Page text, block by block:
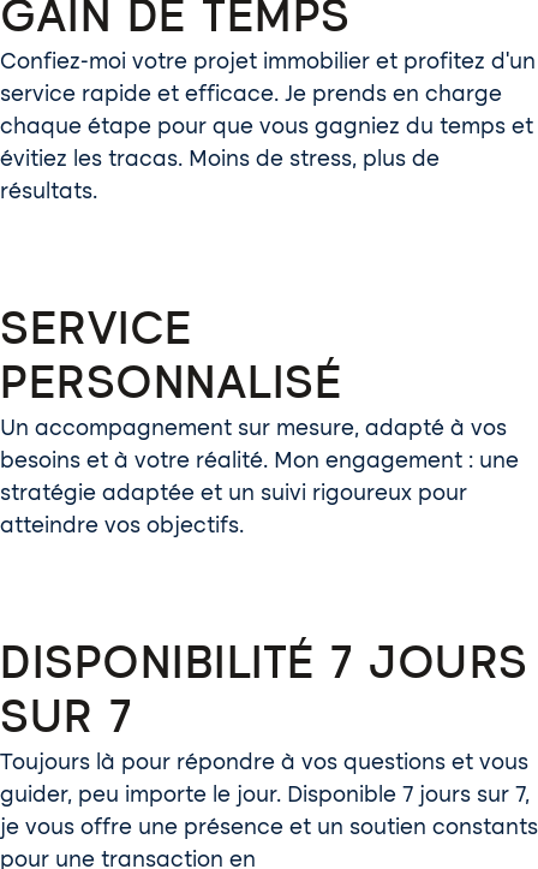
GAIN DE TEMPS
Confiez-moi votre projet immobilier et profitez d’un
service rapide et efficace. Je prends en charge
chaque étape pour que vous gagniez du temps et
évitiez les tracas. Moins de stress, plus de
résultats.
SERVICE
PERSONNALISÉ
Un accompagnement sur mesure, adapté à vos
besoins et à votre réalité. Mon engagement : une
stratégie adaptée et un suivi rigoureux pour
atteindre vos objectifs.
DISPONIBILITÉ 7 JOURS
SUR 7
Toujours là pour répondre à vos questions et vous
guider, peu importe le jour. Disponible 7 jours sur 7,
je vous offre une présence et un soutien constants
pour une transaction en